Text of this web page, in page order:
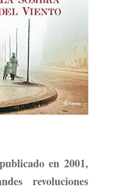
en 2001,
revoluciones